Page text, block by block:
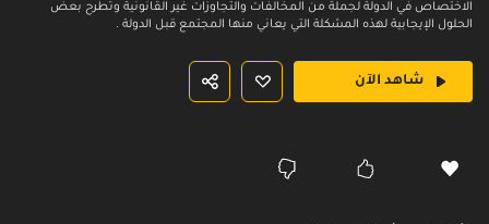
الاختصاص في الدولة لجملة من المخالفات والتجاوزات غير القانونية وتطرح بعض
الحلول الإيجابية لهذه المشكلة التي يعاني منها المجتمع قبل الدولة .
شاهد الآن